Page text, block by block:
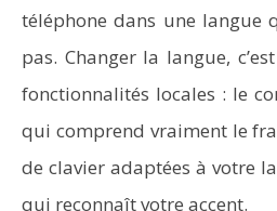
téléphone dans une langue
pas. Changer la langue,
fonctionnalités locales : le
qui comprend vraiment le
de clavier adaptées à votre
qui reconnaît votre accent.